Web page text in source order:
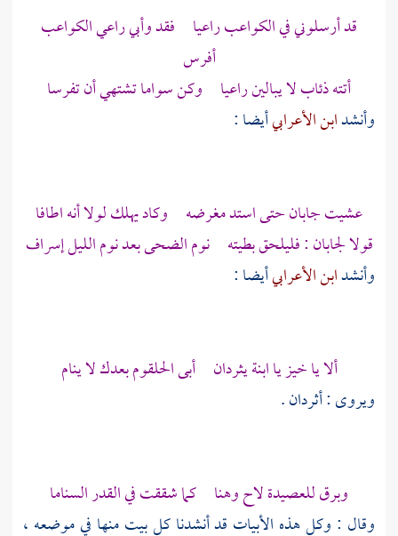
قد أرسلوني في الكواعب راعيا فقد وأبي راعي الكواعب
أفرس
أتته ذئاب لا يبالين راعيا وكن سواما تشتهي أن تفرسا
وأنشدابن الأعرابيأيضا :
عشيت جابان حتى استد مغرضه وكاد يهلك لولا أنه اطافا
قولا لجابان : فليلحق بطيته نوم الضحى بعد نوم الليل إسراف
وأنشدابن الأعرابيأيضا :
ألا يا خيز يا ابنة يثردان أبى الحلقوم بعدك لا ينام
ويروى : أثردان .
وبرق للعصيدة لاح وهنا كما شققت في القدر السناما
وقال : وكل هذه الأبيات قد أنشدنا كل بيت منها في موضعه ،